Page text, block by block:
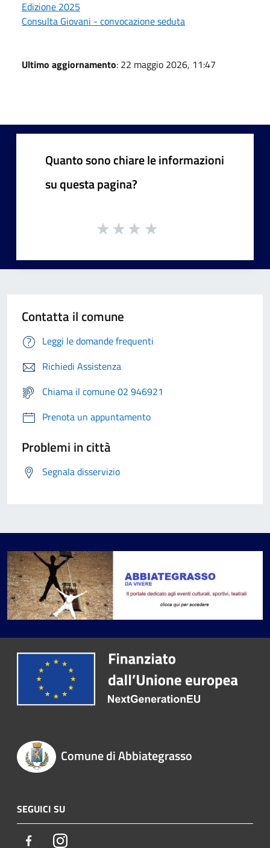
Edizione 2025
Consulta Giovani - convocazione seduta
Ultimo aggiornamento: 22 maggio 2026, 11:47
Quanto sono chiare le informazioni
su questa pagina?
Contatta il comune
Leggi le domande frequenti
Richiedi Assistenza
Chiama il comune 02 946921
Prenota un appuntamento
Problemi in città
Segnala disservizio
Comune di Abbiategrasso
SEGUICI SU
FacebookInstagram